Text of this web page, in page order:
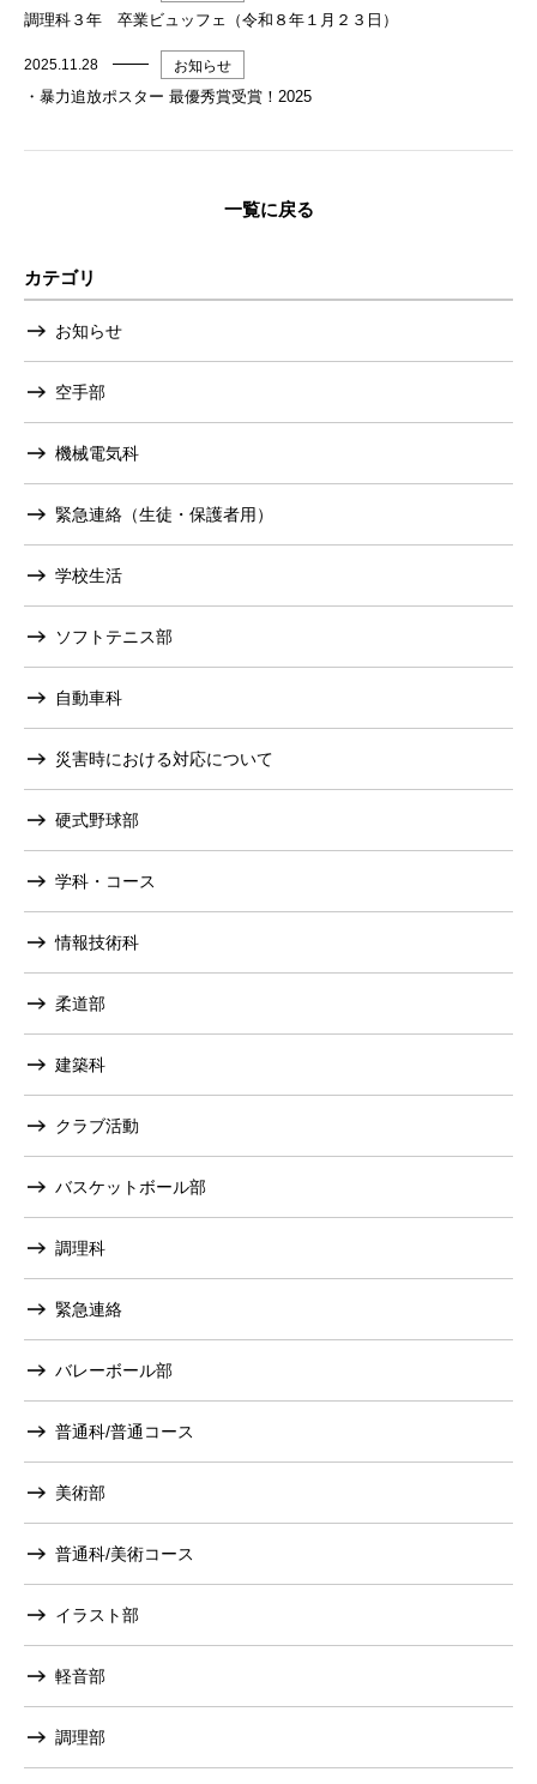
調理科３年 卒業ビュッフェ（令和８年１月２３日）
2025.11.28 お知らせ
・暴力追放ポスター 最優秀賞受賞！2025
一覧に戻る
カテゴリ
お知らせ
空手部
機械電気科
緊急連絡（生徒・保護者用）
学校生活
ソフトテニス部
自動車科
災害時における対応について
硬式野球部
学科・コース
情報技術科
柔道部
建築科
クラブ活動
バスケットボール部
調理科
緊急連絡
バレーボール部
普通科/普通コース
美術部
普通科/美術コース
イラスト部
軽音部
調理部